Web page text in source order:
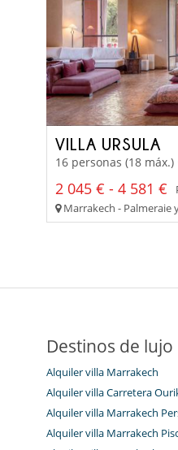
VILLA URSULA
16 personas (18
2 045 € - 4 581 €
Marrakech - Palmeraie
Destinos de lujo
Alquiler villa Marrakech
Alquiler villa Carretera
Alquiler villa Marrakech
Alquiler villa Marrakech